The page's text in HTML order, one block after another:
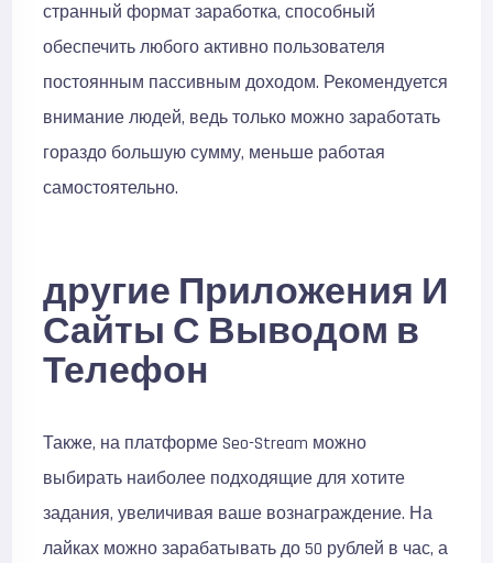
странный формат заработка, способный
обеспечить любого активно пользователя
постоянным пассивным доходом. Рекомендуется
внимание людей, ведь только можно заработать
гораздо большую сумму, меньше работая
самостоятельно.
другие Приложения И
Сайты С Выводом в
Телефон
Также, на платформе Seo-Stream можно
выбирать наиболее подходящие для хотите
задания, увеличивая ваше вознаграждение. На
лайках можно зарабатывать до 50 рублей в час, а